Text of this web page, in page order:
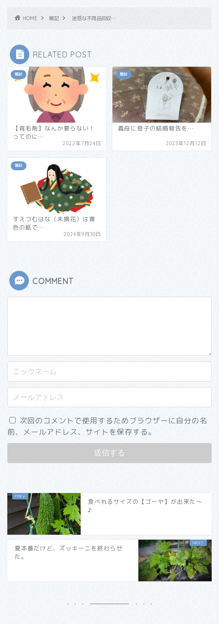
HOME 雑記 迷惑な不用品回収…
RELATED POST
雑記
【育毛剤】なんか要らない！
ってのに…
2022年7月24日
雑記
義母に息子の結婚報告を…
2023年12月12日
雑記
すえつむはな（末摘花）は黄
色の紙で…
2024年9月30日
COMMENT
次回のコメントで使用するためブラウザーに自分の名
前、メールアドレス、サイトを保存する。
食べれるサイズの【ゴーヤ】が出来た～
♪
夏本番だけど、ズッキーニを終わらせ
た。